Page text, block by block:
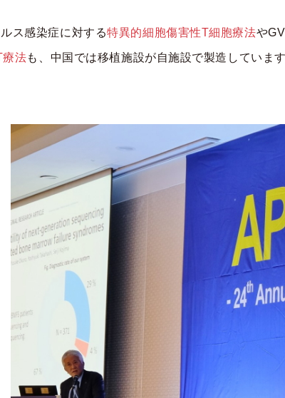
ス感染症に対する特異的細胞傷害性T細胞療法や
療法も、中国では移植施設が自施設で製造していま